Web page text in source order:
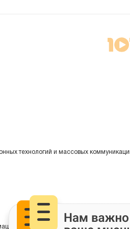
технологий и массовых
на основе сбора, систематизации и